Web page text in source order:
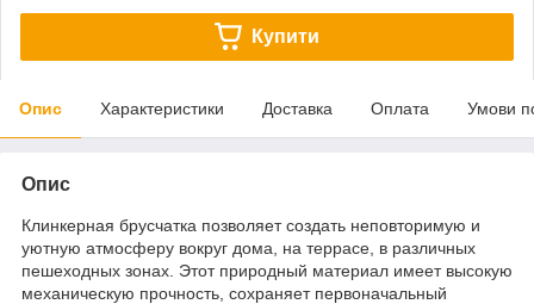
Купити
Опис Характеристики Доставка Оплата Умови
Опис
Клинкерная брусчатка позволяет создать неповторимую и
уютную атмосферу вокруг дома, на террасе, в различных
пешеходных зонах. Этот природный материал имеет высокую
механическую прочность, сохраняет первоначальный